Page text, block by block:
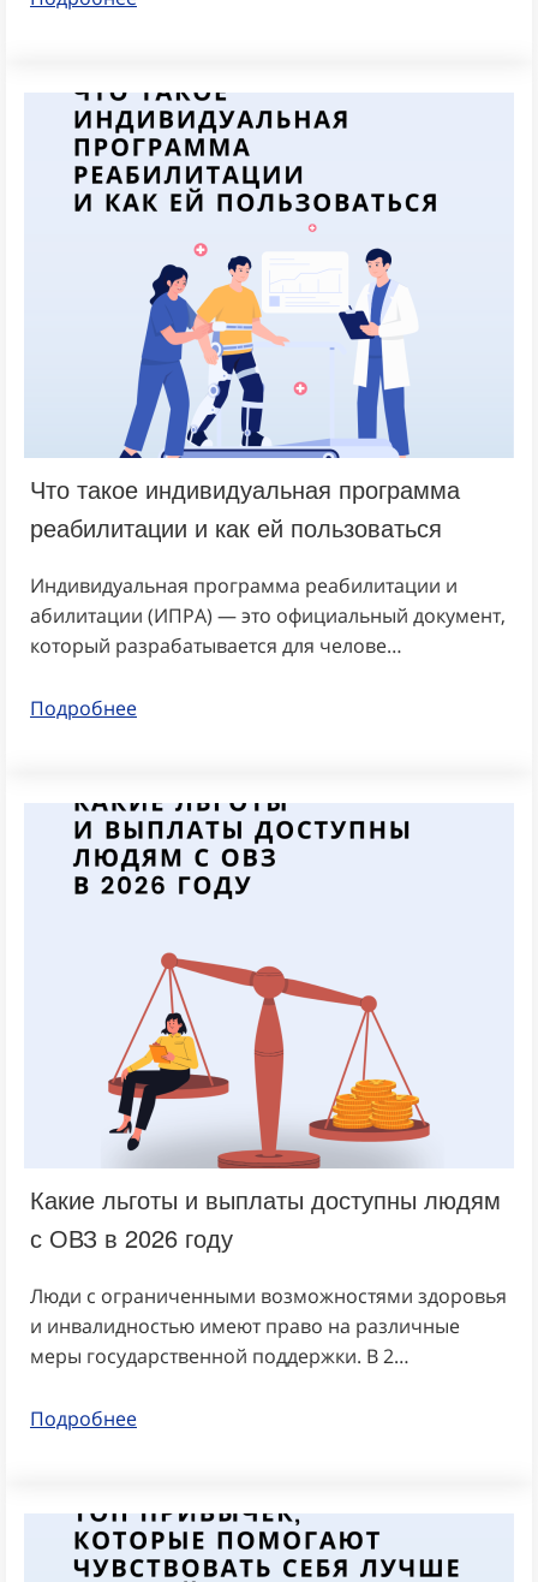
Что такое индивидуальная программа
реабилитации и как ей пользоваться
Индивидуальная программа реабилитации и
абилитации (ИПРА) — это официальный документ,
который разрабатывается для челове…
Подробнее
Какие льготы и выплаты доступны людям
с ОВЗ в 2026 году
Люди с ограниченными возможностями здоровья
и инвалидностью имеют право на различные
меры государственной поддержки. В 2…
Подробнее